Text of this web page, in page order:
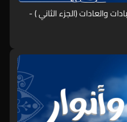
والعادات (الجزء الثاني ) -